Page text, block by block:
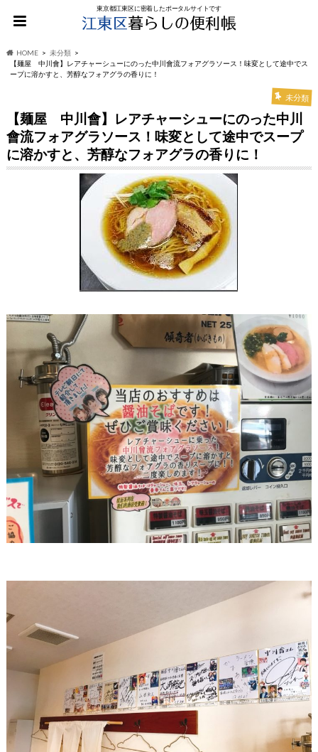
東京都江東区に密着したポータルサイトです
HOME
未分類
【麺屋 中川會】レアチャーシューにのった中川會流フォアグラソース！味変として途中でス
ープに溶かすと、芳醇なフォアグラの香りに！
未分類
【麺屋 中川會】レアチャーシューにのった中川
會流フォアグラソース！味変として途中でスープ
に溶かすと、芳醇なフォアグラの香りに！